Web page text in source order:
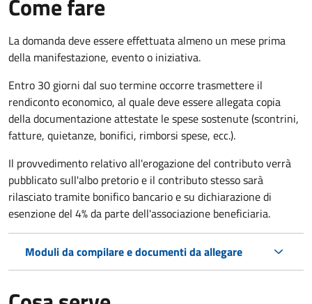
Come fare
La domanda deve essere effettuata almeno un mese prima
della manifestazione, evento o iniziativa.
Entro 30 giorni dal suo termine occorre trasmettere il
rendiconto economico, al quale deve essere allegata copia
della documentazione attestate le spese sostenute (scontrini,
fatture, quietanze, bonifici, rimborsi spese, ecc.).
Il provvedimento relativo all'erogazione del contributo verrà
pubblicatosull'albo pretorio e il contributo stesso sarà
rilasciato tramite bonifico bancario e su dichiarazione di
esenzione del 4% da parte dell'associazione beneficiaria.
Moduli da compilare e documenti da allegare